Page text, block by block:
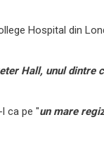
Hospital din
Hall, unul dintre
ca pe "un mare